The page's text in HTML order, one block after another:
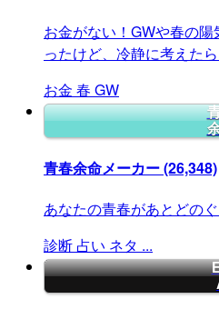
お金がない！GWや春の
ったけど、冷静に考えた
お金 春 GW
青春余命メーカー(26,348)
あなたの青春があとどの
診断 占い ネタ ...